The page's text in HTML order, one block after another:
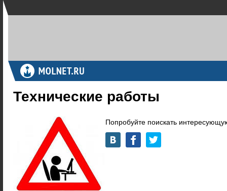
Технические работы
Попробуйте поискать